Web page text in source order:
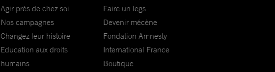
Agir près de chez soi
Nos campagnes
Changez leur histoire
Education aux droits
humains
Faire un legs
Devenir mécène
Fondation Amnesty
International France
Boutique